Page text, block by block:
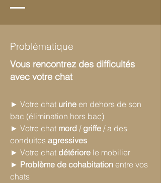
Problématique​​
Vous rencontrez des difficultés
avec votre chat
► Votre chat urine en dehors de son
bac (élimination hors bac)
► Votre chat mord / griffe / a des
conduites agressives
► Votre chat détériore le mobilier
► Problème de cohabitation entre vos
chats